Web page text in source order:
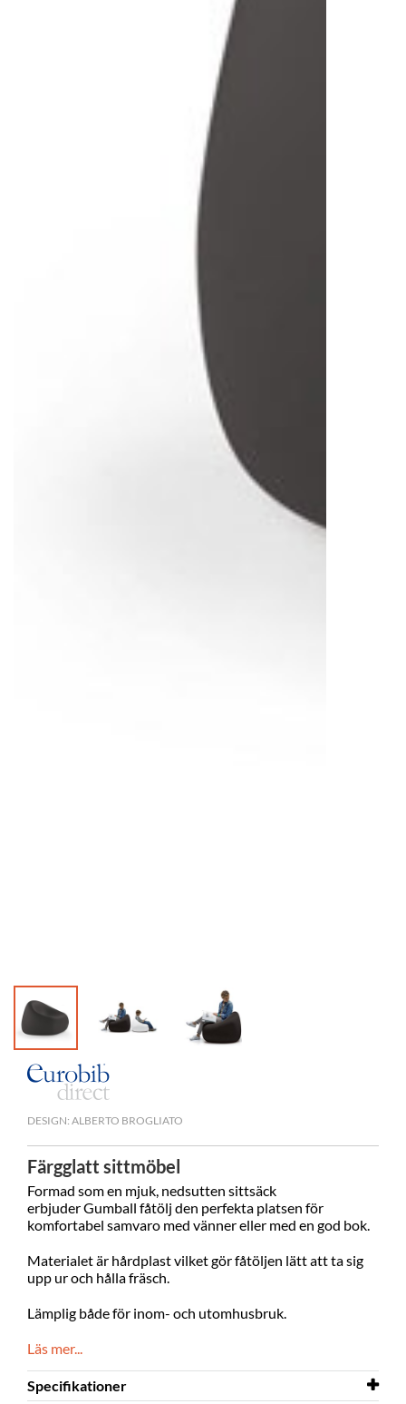
DESIGN: ALBERTO BROGLIATO
Färgglatt sittmöbel
Formad som en mjuk, nedsutten sittsäck
erbjuder Gumball fåtölj den perfekta platsen för
komfortabel samvaro med vänner eller med en god bok.
Materialet är hårdplast vilket gör fåtöljen lätt att ta sig
upp ur och hålla fräsch.
Lämplig både för inom- och utomhusbruk.
Läs mer...
Specifikationer